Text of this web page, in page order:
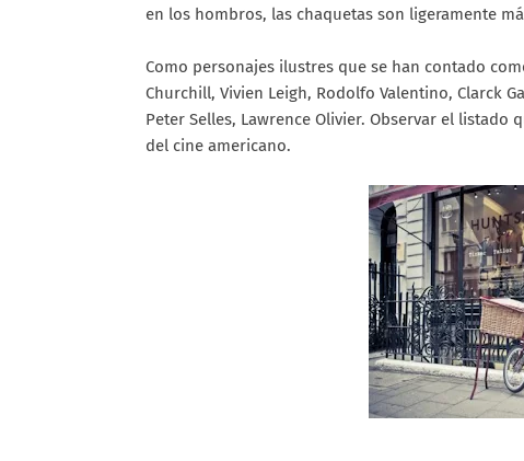
en los hombros, las chaquetas son ligeramente
Como personajes ilustres que se han contado
Churchill, Vivien Leigh, Rodolfo Valentino, Clarck
Peter Selles, Lawrence Olivier. Observar el
del cine americano.